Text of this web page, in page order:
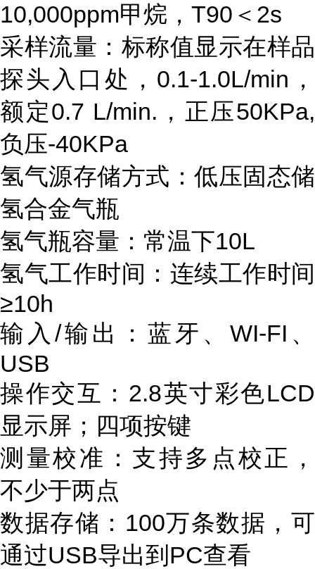
10,000ppm甲烷， T90＜2s
采样流量：标称值显示在样品
探头入口处， 0.1-1.0L/min，
额定0.7 L/min.，正压50KPa,
负压-40KPa
氢气源存储方式：低压固态储
氢合金气瓶
氢气瓶容量：常温下10L
氢气工作时间：连续工作时间
≥10h
输入/输出： 蓝牙、 WI-FI、
USB
操作交互：2.8英寸彩色LCD
显示屏；四项按键
测量校准：支持多点校正，
不少于两点
数据存储： 100万条数据，可
通过USB导出到PC查看